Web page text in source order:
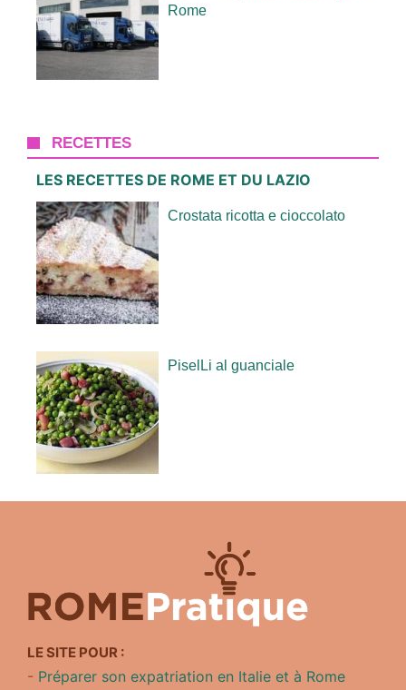
Rome
RECETTES
LES RECETTES DE ROME ET DU LAZIO
Crostata ricotta e cioccolato
PiselLi al guanciale
LE SITE POUR :
- Préparer son expatriation en Italie et à Rome